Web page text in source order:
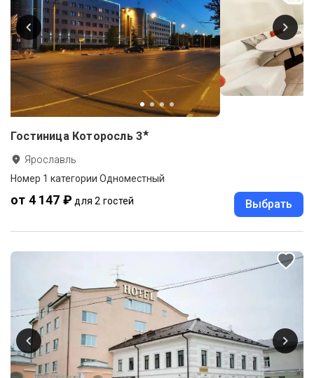
Гостиница Которосль 3★
Ярославль
Номер 1 категории Одноместный
от 4 147 ₽ для 2 гостей Выбрать